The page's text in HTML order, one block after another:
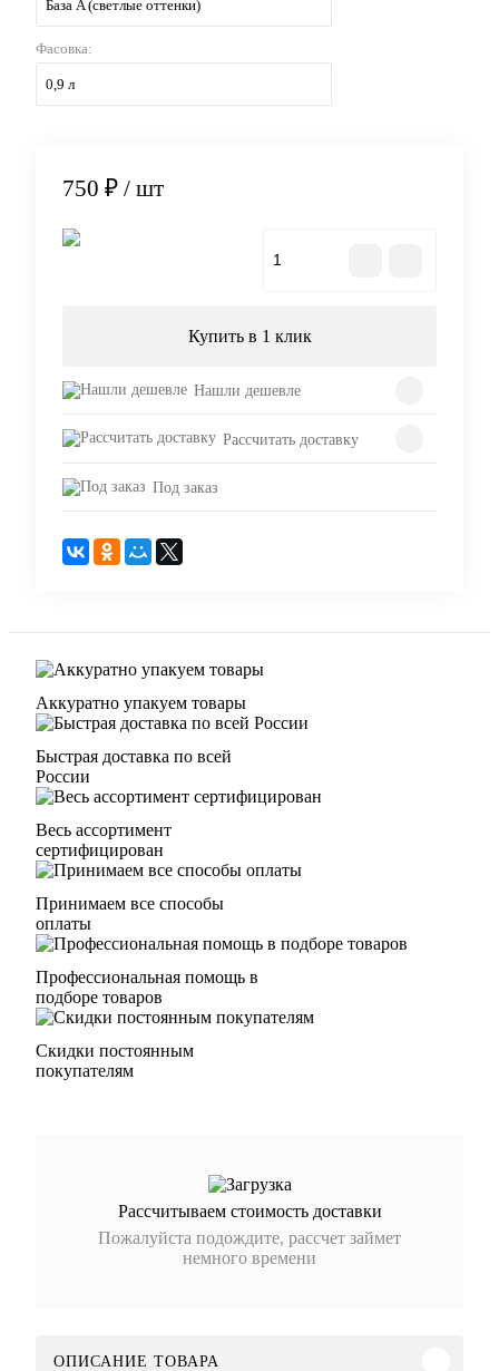
База A (светлые оттенки)
Фасовка:
0,9 л
750 ₽ / шт
Купить в 1 клик
Нашли дешевле
Рассчитать доставку
Под заказ
Аккуратно упакуем товары
Быстрая доставка по всей
России
Весь ассортимент
сертифицирован
Принимаем все способы
оплаты
Профессиональная помощь в
подборе товаров
Скидки постоянным
покупателям
Рассчитываем стоимость доставки
Пожалуйста подождите, рассчет займет
немного времени
ОПИСАНИЕ ТОВАРА